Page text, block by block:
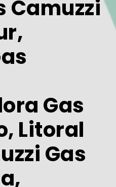
Camuzzi
Gas
Litoral
Gas